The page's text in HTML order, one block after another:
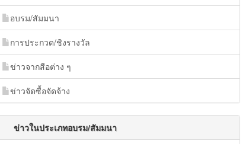
อบรม/สัมมนา
การประกวด/ชิงรางวัล
ข่าวจากสือต่าง ๆ
ข่าวจัดซื้อจัดจ้าง
ข่าวในประเภทอบรม/สัมมนา